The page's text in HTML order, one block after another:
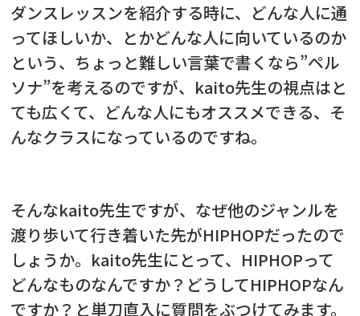
ダンスレッスンを紹介する時に、どんな人に通
ってほしいか、とかどんな人に向いているのか
という、ちょっと難しい言葉で書くなら”ペル
ソナ”を考えるのですが、kaito先生の視点はと
ても広くて、どんな人にもオススメできる、そ
んなクラスになっているのですね。
そんなkaito先生ですが、なぜ他のジャンルを
渡り歩いて行き着いた先がHIPHOPだったので
しょうか。kaito先生にとって、HIPHOPって
どんなものなんですか？どうしてHIPHOPなん
ですか？と単刀直入に質問をぶつけてみます。